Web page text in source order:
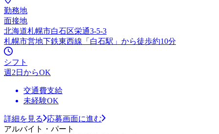
勤務地
面接地
北海道札幌市白石区栄通3-5-3
札幌市営地下鉄東西線「白石駅」から徒歩約10分
シフト
週2日からOK
交通費支給
未経験OK
詳細を見る
応募画面に進む
アルバイト・パート